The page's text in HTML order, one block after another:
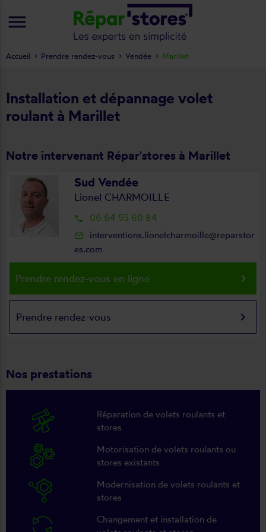
Installation et dépannage volet
roulant à Marillet
Notre intervenant Répar'stores à Marillet
Sud Vendée
Lionel CHARMOILLE
local_phone 06 64 55 60 84
mail_outline
interventions.lionelcharmoille@reparstor
es.com
Prendre rendez-vous en ligne keyboard_arrow_right
Prendre rendez-vous keyboard_arrow_right
Nos prestations
Réparation de volets roulants et
stores
Motorisation de volets roulants ou
stores existants
Modernisation de volets roulants et
stores
Changement et installation de
Accueil Prendre rendez-vous Vendée Marillet
menu